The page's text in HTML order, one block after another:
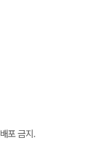
포 금지.